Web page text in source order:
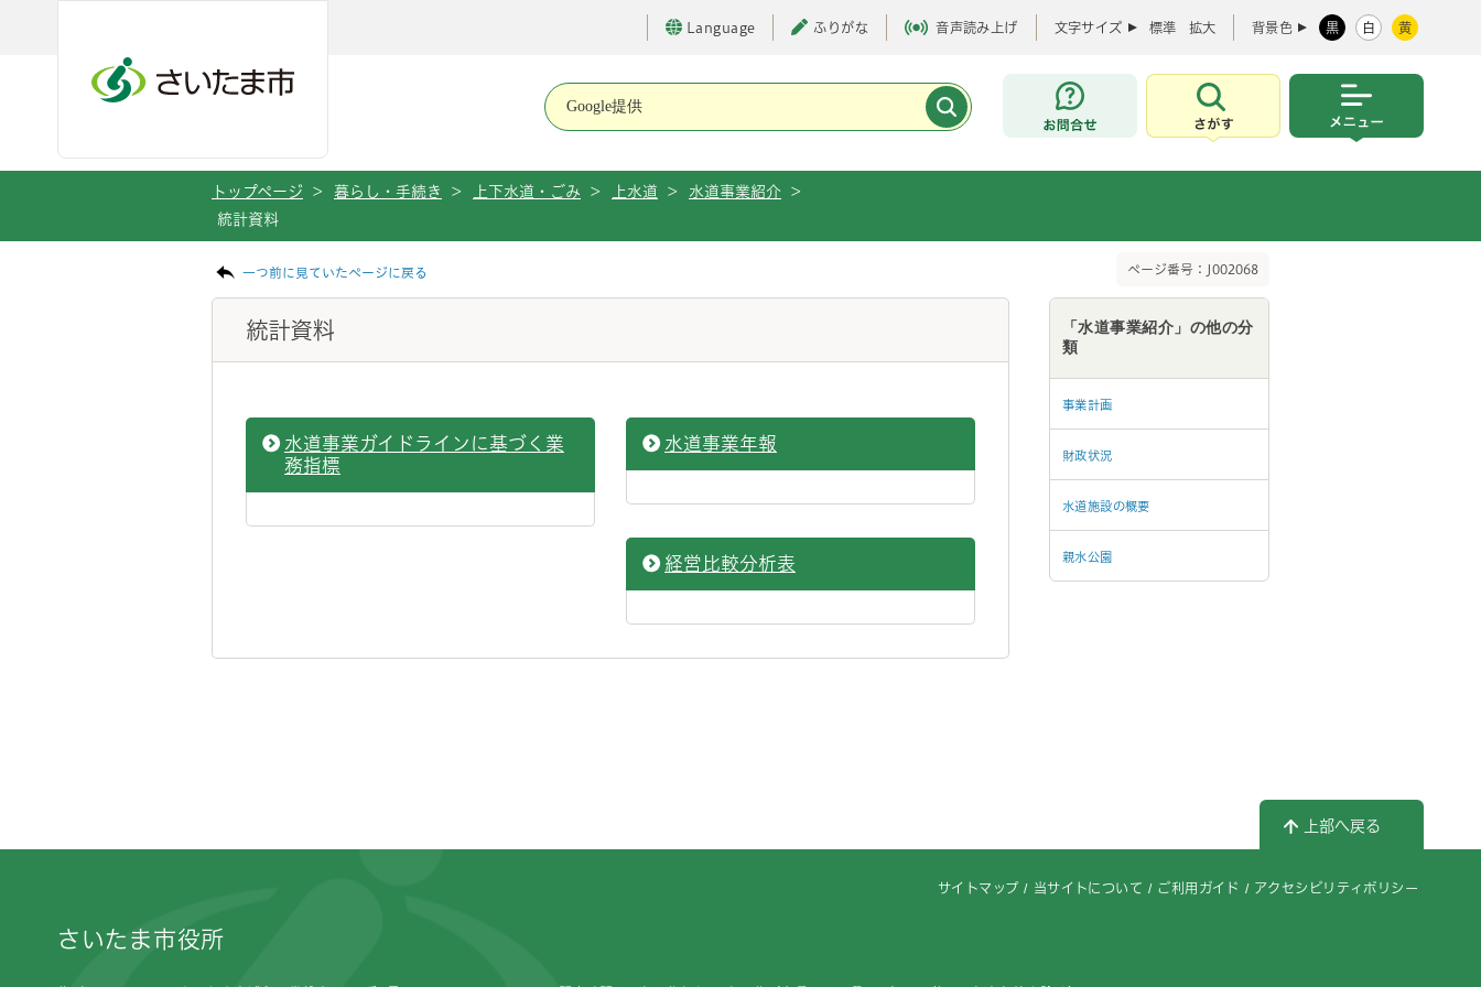
Language ふりがな 音声読み上げ 文字サイズ 標準 拡大 背景色 黒 白 黄
お問合せ
さがす
トップページ > 暮らし・手続き > 上下水道・ごみ > 上水道 > 水道事業紹介
>
統計資料
一つ前に見ていたページに戻る ページ番号：J002068
統計資料
水道事業ガイドラインに基づく業
務指標
水道事業年報
経営比較分析表
「水道事業紹介」の他の分
類
事業計画
財政状況
水道施設の概要
親水公園
上部へ戻る
サイトマップ 当サイトについて ご利用ガイド アクセシビリティポリシー
さいたま市役所